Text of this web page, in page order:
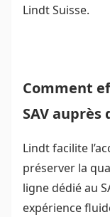
Lindt Suisse.
Comment
SAV auprès
Lindt facilite
préserver la
ligne dédié au
expérience